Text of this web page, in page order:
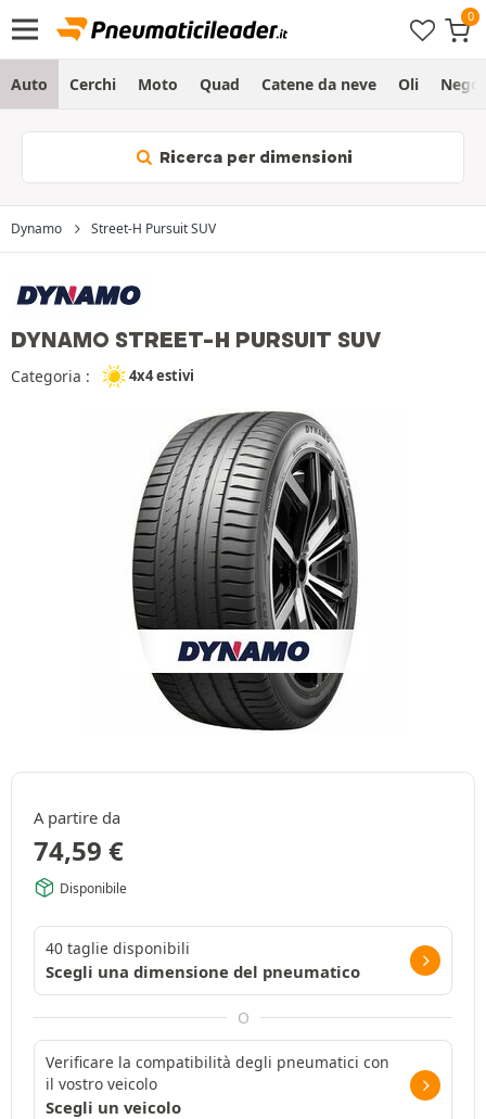
Auto Cerchi Moto Quad Catene da neve Oli
Ricerca per dimensioni
Dynamo Street-H Pursuit SUV
DYNAMO STREET-H PURSUIT SUV
Categoria : 4x4 estivi
A partire da
74,59 €
Disponibile
40 taglie disponibili
Scegli una dimensione del pneumatico
O
Verificare la compatibilità degli pneumatici con
il vostro veicolo
Scegli un veicolo